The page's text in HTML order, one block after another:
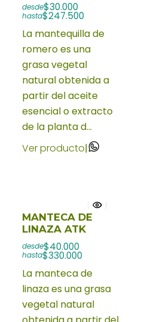
desde$30.000
hasta$247.500
La mantequilla de
romero es una
grasa vegetal
natural obtenida a
partir del aceite
esencial o extracto
de la planta d...
Ver producto|
MANTECA DE
LINAZA ATK
desde$40.000
hasta$330.000
La manteca de
linaza es una grasa
vegetal natural